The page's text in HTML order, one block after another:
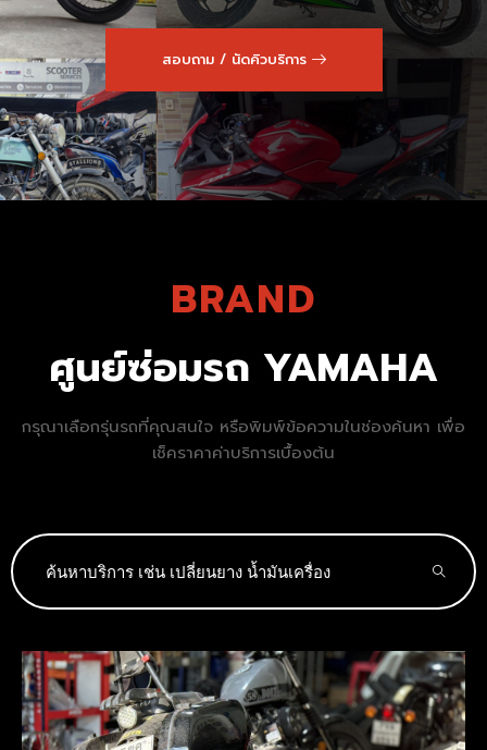
สอบถาม / นัดคิวบริการ
BRAND
ศูนย์ซ่อมรถ YAMAHA
กรุณาเลือกรุ่นรถที่คุณสนใจ หรือพิมพ์ข้อความในช่องค้นหา เพื่อ
เช็คราคาค่าบริการเบื้องต้น